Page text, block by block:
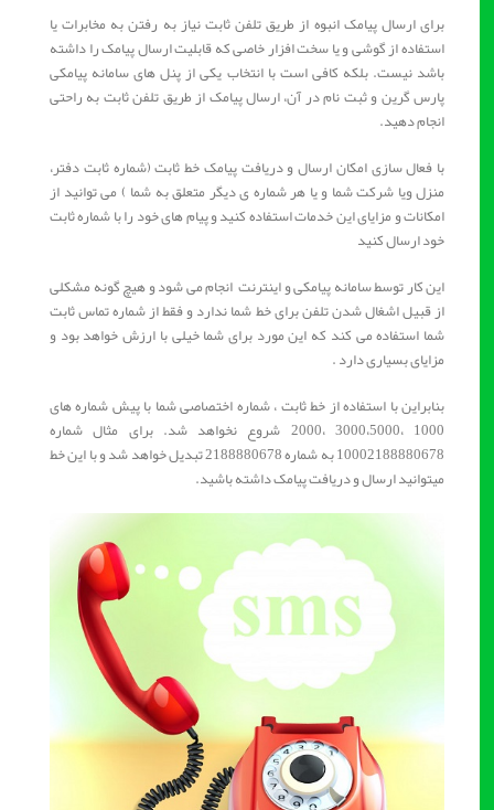
برای ارسال پیامک انبوه از طریق تلفن ثابت نیاز به رفتن به مخابرات یا
استفاده از گوشی و یا سخت افزار خاصی که قابلیت ارسال پیامک را داشته
باشد نیست. بلکه کافی است با انتخاب یکی از پنل های سامانه پیامکی
پارس گرین و ثبت نام در آن، ارسال پیامک از طریق تلفن ثابت به راحتی
انجام دهید.
با فعال سازی امکان ارسال و دریافت پیامک خط ثابت (شماره ثابت دفتر،
منزل ویا شرکت شما و یا هر شماره ی دیگر متعلق به شما ) می توانید از
امکانات و مزایای این خدمات استفاده کنید و پیام های خود را با شماره ثابت
خود ارسال کنید
این کار توسط سامانه پیامکی و اینترنت انجام می شود و هیچ گونه مشکلی
از قبیل اشغال شدن تلفن برای خط شما ندارد و فقط از شماره تماس ثابت
شما استفاده می کند که این مورد برای شما خیلی با ارزش خواهد بود و
مزایای بسیاری دارد .
بنابراین با استفاده از خط ثابت ، شماره اختصاصی شما با پیش شماره های
1000 ،3000،5000 ،2000 شروع نخواهد شد. برای مثال شماره
10002188880678 به شماره 2188880678 تبدیل خواهد شد و با این خط
میتوانید ارسال و دریافت پیامک داشته باشید.